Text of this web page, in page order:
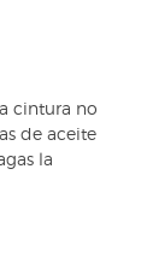
cintura no
de aceite
la